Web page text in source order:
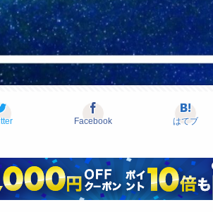
Facebook はてブ